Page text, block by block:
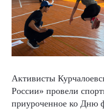
Активисты
России» провели
приуроченное ко Дню